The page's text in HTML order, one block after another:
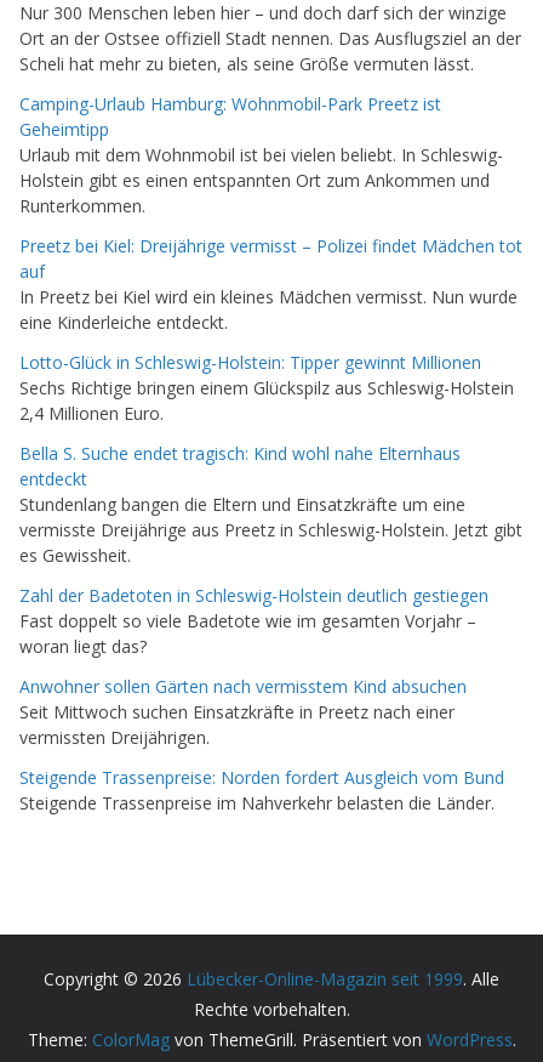
Nur 300 Menschen leben hier – und doch darf sich der winzige
Ort an der Ostsee offiziell Stadt nennen. Das Ausflugsziel an der
Scheli hat mehr zu bieten, als seine Größe vermuten lässt.
Camping-Urlaub Hamburg: Wohnmobil-Park Preetz ist
Geheimtipp
Urlaub mit dem Wohnmobil ist bei vielen beliebt. In Schleswig-
Holstein gibt es einen entspannten Ort zum Ankommen und
Runterkommen.
Preetz bei Kiel: Dreijährige vermisst – Polizei findet Mädchen tot
auf
In Preetz bei Kiel wird ein kleines Mädchen vermisst. Nun wurde
eine Kinderleiche entdeckt.
Lotto-Glück in Schleswig-Holstein: Tipper gewinnt Millionen
Sechs Richtige bringen einem Glückspilz aus Schleswig-Holstein
2,4 Millionen Euro.
Bella S. Suche endet tragisch: Kind wohl nahe Elternhaus
entdeckt
Stundenlang bangen die Eltern und Einsatzkräfte um eine
vermisste Dreijährige aus Preetz in Schleswig-Holstein. Jetzt gibt
es Gewissheit.
Zahl der Badetoten in Schleswig-Holstein deutlich gestiegen
Fast doppelt so viele Badetote wie im gesamten Vorjahr –
woran liegt das?
Anwohner sollen Gärten nach vermisstem Kind absuchen
Seit Mittwoch suchen Einsatzkräfte in Preetz nach einer
vermissten Dreijährigen.
Steigende Trassenpreise: Norden fordert Ausgleich vom Bund
Steigende Trassenpreise im Nahverkehr belasten die Länder.
Copyright © 2026 Lübecker-Online-Magazin seit 1999. Alle
Rechte vorbehalten.
Theme: ColorMagvon ThemeGrill. Präsentiert von WordPress.